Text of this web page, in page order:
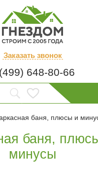
Заказать звонок
648-80-66
баня, плюсы и
баня,
минусы